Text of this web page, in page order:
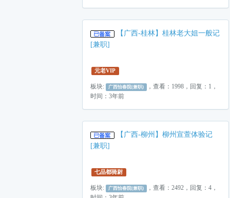
【广西-桂林】桂林老大姐一般记
[兼职]
元老VIP
板块: 广西怡春院(兼职) ，查看：1998，回复：1，
时间：3年前
【广西-柳州】柳州宣萱体验记
[兼职]
七品都骑尉
板块: 广西怡春院(兼职) ，查看：2492，回复：4，